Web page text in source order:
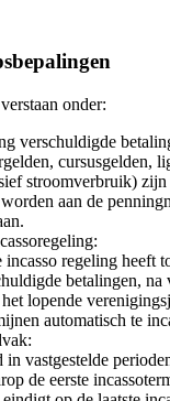
onder:
verschuldigde
cursusgelden,
stroomverbruik)
aan de
incasso regeling heeft
betalingen, na
lopende
automatisch te
in vastgestelde
de eerste